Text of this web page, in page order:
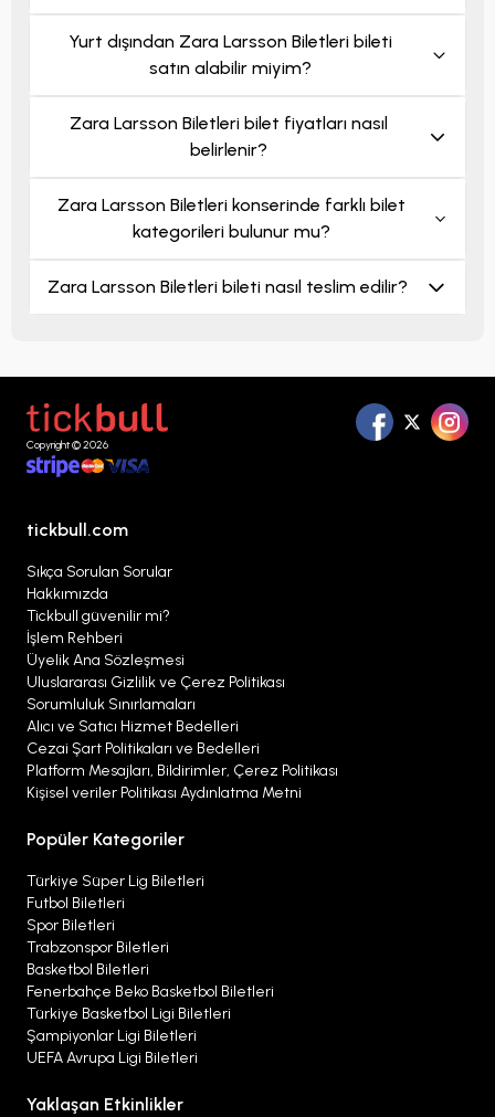
Yurt dışından Zara Larsson Biletleri bileti
satın alabilir miyim?
Zara Larsson Biletleri bilet fiyatları nasıl
belirlenir?
Zara Larsson Biletleri konserinde farklı bilet
kategorileri bulunur mu?
Zara Larsson Biletleri bileti nasıl teslim edilir?
Copyright © 2026
tickbull.com
Sıkça Sorulan Sorular
Hakkımızda
Tickbull güvenilir mi?
İşlem Rehberi
Üyelik Ana Sözleşmesi
Uluslararası Gizlilik ve Çerez Politikası
Sorumluluk Sınırlamaları
Alıcı ve Satıcı Hizmet Bedelleri
Cezai Şart Politikaları ve Bedelleri
Platform Mesajları, Bildirimler, Çerez Politikası
Kişisel veriler Politikası Aydınlatma Metni
Popüler Kategoriler
Türkiye Süper Lig Biletleri
Futbol Biletleri
Spor Biletleri
Trabzonspor Biletleri
Basketbol Biletleri
Fenerbahçe Beko Basketbol Biletleri
Türkiye Basketbol Ligi Biletleri
Şampiyonlar Ligi Biletleri
UEFA Avrupa Ligi Biletleri
Yaklaşan Etkinlikler